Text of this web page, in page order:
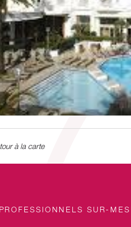
à la carte
SUR-